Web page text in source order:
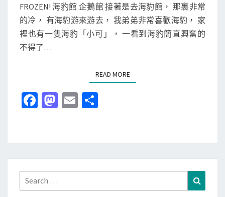
X
P
A
玩
N
T
S
FROZEN! 海豹館.企鵝館 接著是去海豹館， 那裏非常
的冷， 有海豹游來游去， 我弟弟非常喜歡海豹， 家
裡也有一隻海豹「小可」， 一看到海豹簡直興奮的
不得了…
READ MOREREAD MORE
Fa
o
o
k
M
d
o
E
l
Search
for: